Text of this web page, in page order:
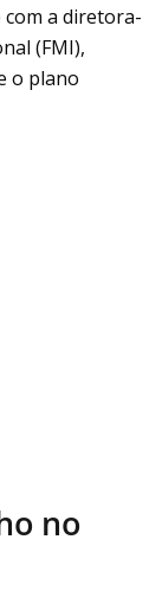
a diretora-
(FMI),
o plano
no